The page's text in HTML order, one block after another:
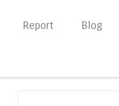
Report Blog